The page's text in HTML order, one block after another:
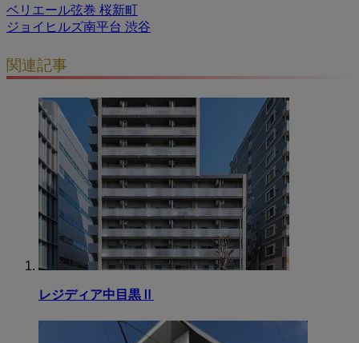
ベリエール弦巻 桜新町
ジョイヒルズ南平台 渋谷
関連記事
レジディア中目黒Ⅱ